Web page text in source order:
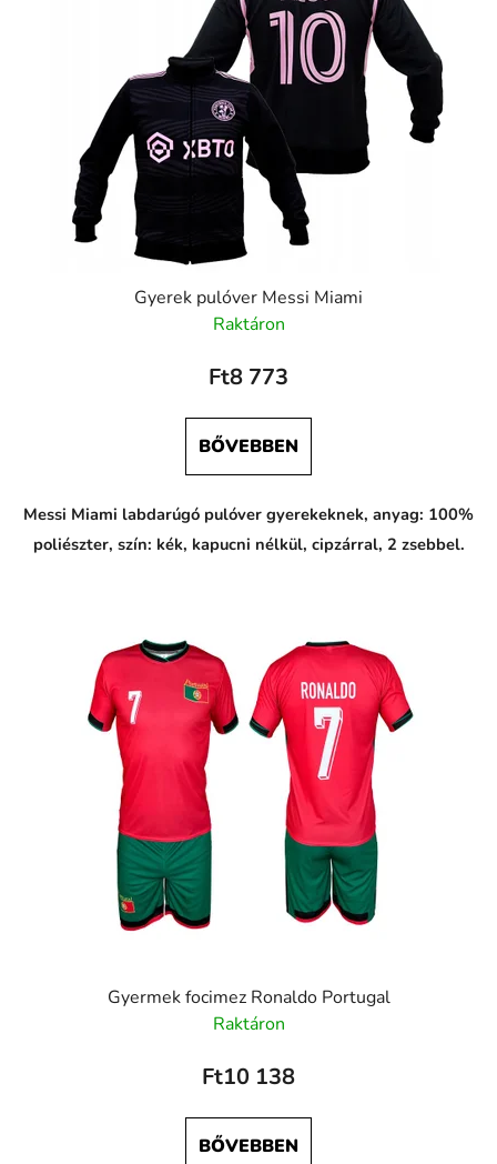
Gyerek pulóver Messi Miami
Raktáron
Ft8 773
BŐVEBBEN
Messi Miami labdarúgó pulóver gyerekeknek, anyag: 100%
poliészter, szín: kék, kapucni nélkül, cipzárral, 2 zsebbel.
Gyermek focimez Ronaldo Portugal
Raktáron
Ft10 138
BŐVEBBEN